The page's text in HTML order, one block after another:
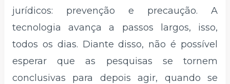
jurídicos: prevenção e precaução. A
tecnologia avança a passos largos, isso,
todos os dias. Diante disso, não é possível
esperar que as pesquisas se tornem
conclusivas para depois agir, quando se